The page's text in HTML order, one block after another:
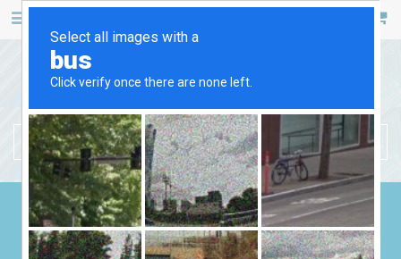
БЕНЗИНОВЫЕ ГЕНЕРАТОРЫ
ДИЗЕЛЬНЫЕ ГЕНЕРАТОРЫ